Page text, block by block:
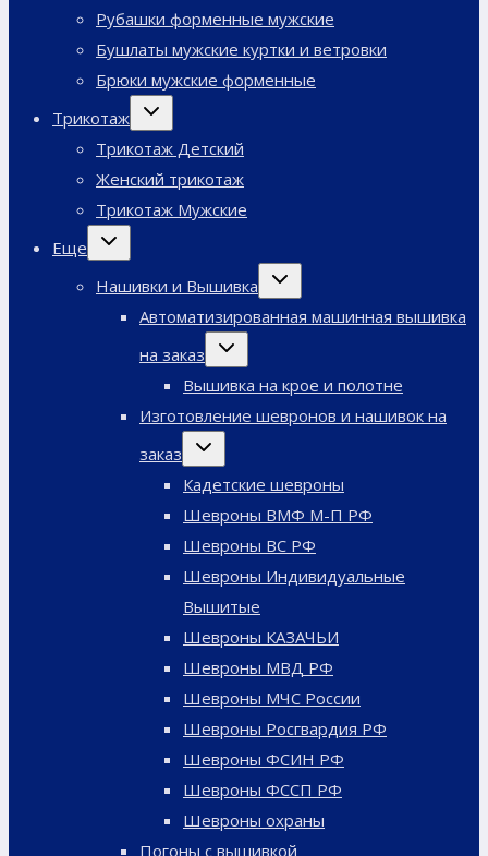
Рубашки форменные мужские
Бушлаты мужские куртки и ветровки
Брюки мужские форменные
Трикотаж
Переключить
дочернее
Трикотаж Детский
Женский трикотаж
Трикотаж Мужские
Еще
Переключить
дочернее
Нашивки и Вышивка
Переключить
дочернее
Автоматизированная машинная вышивка
на заказ
Переключить
дочернее
Вышивка на крое и полотне
Изготовление шевронов и нашивок на
заказ
Переключить
дочернее
Кадетские шевроны
Шевроны ВМФ М-П РФ
Шевроны ВС РФ
Шевроны Индивидуальные
Вышитые
Шевроны КАЗАЧЬИ
Шевроны МВД РФ
Шевроны МЧС России
Шевроны Росгвардия РФ
Шевроны ФСИН РФ
Шевроны ФССП РФ
Шевроны охраны
Погоны с вышивкой